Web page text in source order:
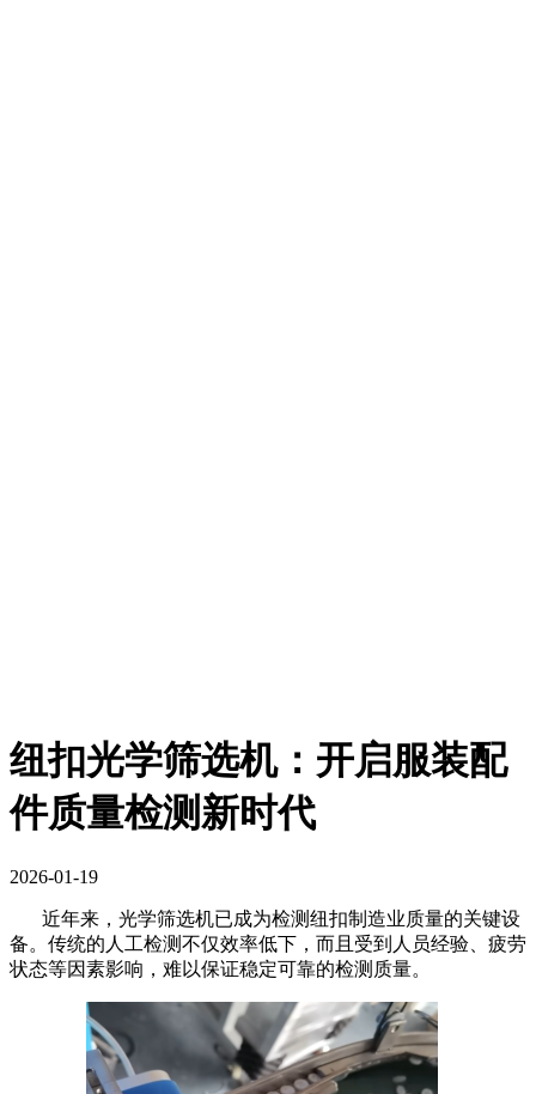
纽扣光学筛选机：开启服装配
件质量检测新时代
2026-01-19
近年来，光学筛选机已成为检测纽扣制造业质量的关键设
备。传统的人工检测不仅效率低下，而且受到人员经验、疲劳
状态等因素影响，难以保证稳定可靠的检测质量。